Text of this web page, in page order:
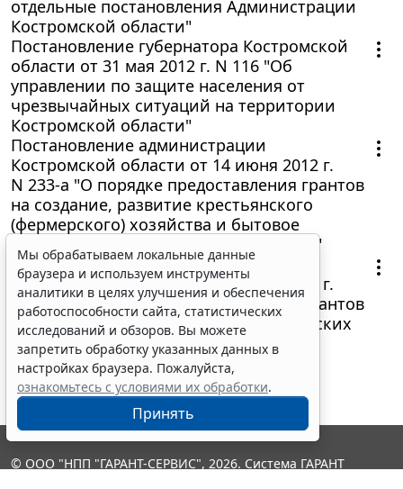
отдельные постановления Администрации
Костромской области"
Постановление губернатора Костромской
области от 31 мая 2012 г. N 116 "Об
управлении по защите населения от
чрезвычайных ситуаций на территории
Костромской области"
Постановление администрации
Костромской области от 14 июня 2012 г.
N 233-а "О порядке предоставления грантов
на создание, развитие крестьянского
(фермерского) хозяйства и бытовое
обустройство начинающих фермеров"
Постановление администрации
Костромской области от 14 июня 2012 г.
N 234-а "О порядке предоставления грантов
на развитие семейных животноводческих
ферм"
Мы обрабатываем локальные данные
браузера и используем инструменты
аналитики в целях улучшения и обеспечения
работоспособности сайта, статистических
исследований и обзоров. Вы можете
запретить обработку указанных данных в
настройках браузера. Пожалуйста,
ознакомьтесь с условиями их обработки.
Принять
© ООО "НПП "ГАРАНТ-СЕРВИС", 2026. Система ГАРАНТ